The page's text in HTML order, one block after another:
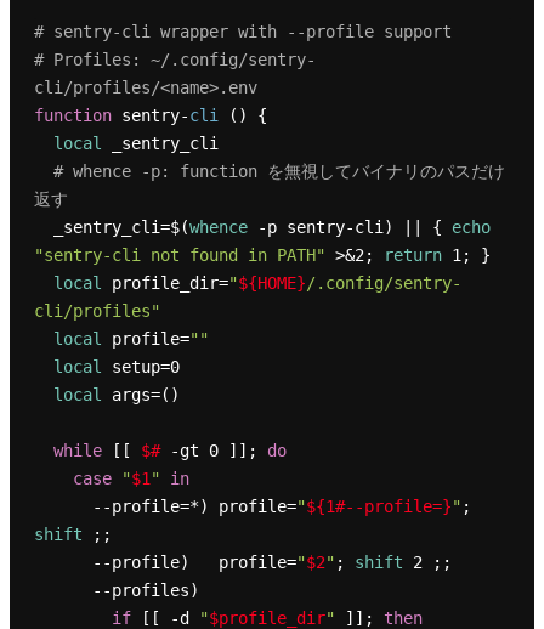
# sentry-cli wrapper with --profile support
# Profiles: ~/.config/sentry-
cli/profiles/<name>.env
function sentry-cli () {
local _sentry_cli
# whence -p: function を無視してバイナリのパスだけ
返す
  _sentry_cli=$(
whence -p sentry-cli) || { echo
"sentry-cli not found in PATH" >&2; return 1; }
local profile_dir="${HOME}/.config/sentry-
cli/profiles"
local profile=""
local setup=0
local args=()
while [[ $# -gt 0 ]]; do
case
"$1"
in
      --profile=*) profile=
"${1#--profile=}"
shift ;;
      --profile)   profile=
"$2" ; shift 2 ;;
if [[ -d "$profile_dir" ]]; then